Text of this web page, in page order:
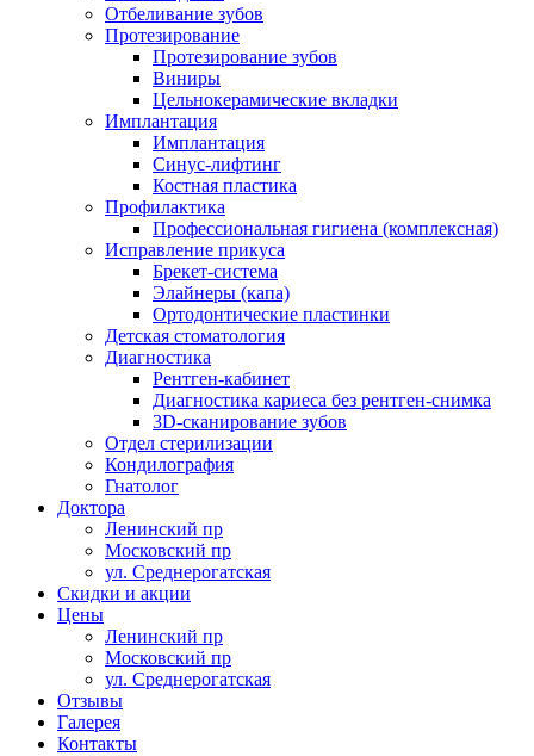
Отбеливание зубов
Протезирование
Протезирование зубов
Виниры
Цельнокерамические вкладки
Имплантация
Имплантация
Синус-лифтинг
Костная пластика
Профилактика
Профессиональная гигиена (комплексная)
Исправление прикуса
Брекет-система
Элайнеры (капа)
Ортодонтические пластинки
Детская стоматология
Диагностика
Рентген-кабинет
Диагностика кариеса без рентген-снимка
3D-сканирование зубов
Отдел стерилизации
Кондилография
Гнатолог
Доктора
Ленинский пр
Московский пр
ул. Среднерогатская
Скидки и акции
Цены
Ленинский пр
Московский пр
ул. Среднерогатская
Отзывы
Галерея
Контакты